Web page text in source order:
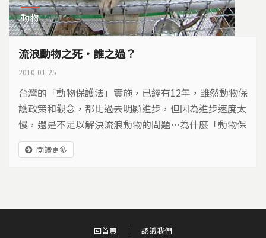
動物
流浪動物之死‧誰之過？
2010-01-25
台灣的「動物保護法」實施，已經有12年，雖然動物保
護政策和觀念，都比過去明顯進步，但因為進步速度太
慢，還是不足以解決流浪動物的問題…為什麼「動物保
護法」無法保護動物？為什麼多數鄉鎮還是由清潔隊
員、而不是動物保護人員捕犬？而不論是留置所或收容
閱讀更多
回首頁 認識我們